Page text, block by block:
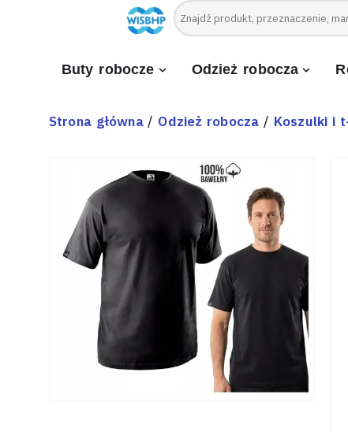
Buty robocze Odzież robocza
Strona główna/ Odzież robocza / Koszulki i